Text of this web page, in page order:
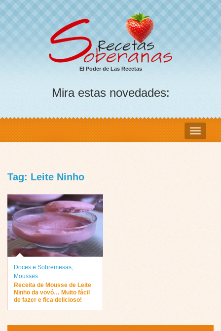
El Poder de Las Recetas
Mira estas novedades:
Tag: Leite Ninho
Doces e Sobremesas
Mousses
Receita de Mousse de Leite
Ninho da vovó… Muito fácil
de fazer e fica delicioso!